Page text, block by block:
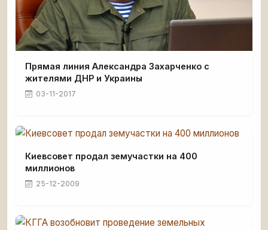
Прямая линия Александра Захарченко с
жителями ДНР и Украины
03-11-2017
Киевсовет продал земучастки на 400
миллионов
25-12-2009